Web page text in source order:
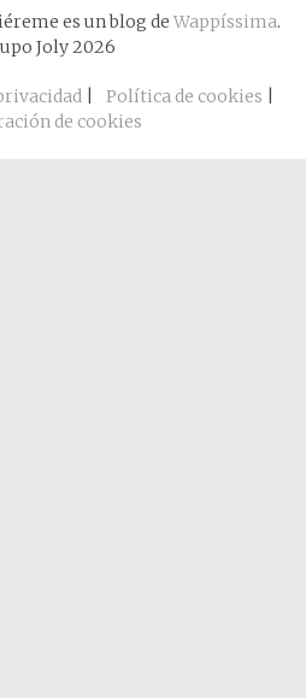
es un blog de Wappíssima.
Joly 2026
| Política de cookies
de cookies